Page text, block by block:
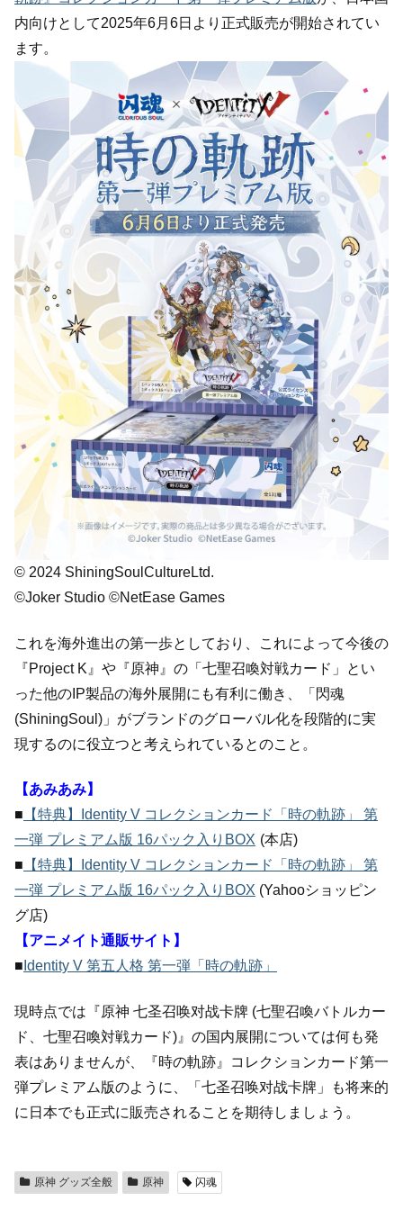
内向けとして2025年6月6日より正式販売が開始されてい
ます。
© 2024 ShiningSoulCultureLtd.
©Joker Studio ©NetEase Games
これを海外進出の第一歩としており、これによって今後の
『Project K』や『原神』の「七聖召喚対戦カード」とい
った他のIP製品の海外展開にも有利に働き、「閃魂
(ShiningSoul)」がブランドのグローバル化を段階的に実
現するのに役立つと考えられているとのこと。
【あみあみ】
■ 【特典】Identity V コレクションカード「時の軌跡」 第
一弾 プレミアム版 16パック入りBOX (本店)
■ 【特典】Identity V コレクションカード「時の軌跡」 第
一弾 プレミアム版 16パック入りBOX (Yahooショッピン
グ店)
【アニメイト通販サイト】
■ Identity V 第五人格 第一弾「時の軌跡」
現時点では『原神 七圣召唤对战卡牌 (七聖召喚バトルカー
ド、七聖召喚対戦カード)』の国内展開については何も発
表はありませんが、『時の軌跡』コレクションカード第一
弾プレミアム版のように、「七圣召唤对战卡牌」も将来的
に日本でも正式に販売されることを期待しましょう。
原神 グッズ全般 原神 闪魂